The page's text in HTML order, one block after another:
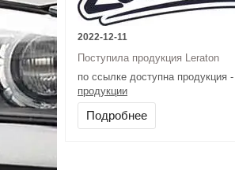
2022-12-11
Поступила продукция Leraton
по ссылке доступна продукция -
продукции
Подробнее